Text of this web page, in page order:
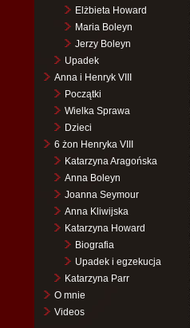
Elżbieta Howard
Maria Boleyn
Jerzy Boleyn
Upadek
Anna i Henryk VIII
Początki
Wielka Sprawa
Dzieci
6 żon Henryka VIII
Katarzyna Aragońska
Anna Boleyn
Joanna Seymour
Anna Kliwijska
Katarzyna Howard
Biografia
Upadek i egzekucja
Katarzyna Parr
O mnie
Videos